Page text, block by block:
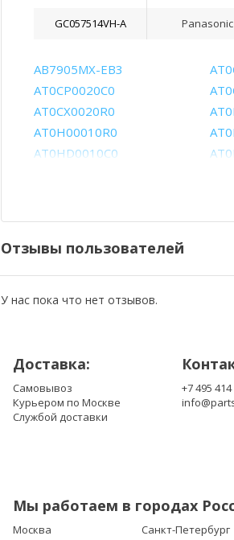
GC057514VH-A Panasonic
AB7905MX-EB3
AT0CP0020C0
AT0CX0020R0
AT0H00010R0
AT0HD0010C0
K000121870
KSB06105HA-9M25
MF50060V1-C010-S99
Отзывы пользователей
У нас пока что нет отзывов.
Доставка:
Самовывоз
Курьером по Москве
Службой доставки
+7 495
Мы работаем в городах
Москва Санкт-Петербург